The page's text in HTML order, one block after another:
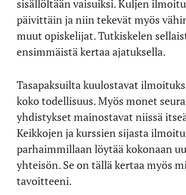
sisällöltään vaisuiksi. Kuljen
päivittäin ja niin tekevät myös
muut opiskelijat. Tutkiskelen
ensimmäistä kertaa ajatuksella.
Tasapaksuilta kuulostavat
koko todellisuus. Myös monet
yhdistykset mainostavat niissä
Keikkojen ja kurssien sijasta
parhaimmillaan löytää kokonaan
yhteisön. Se on tällä kertaa myös
tavoitteeni.